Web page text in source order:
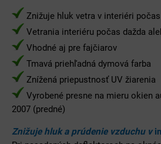
Znižuje hluk vetra v interiéri
Vetrania interiéru počas dažda
Vhodné aj pre fajčiarov
Tmavá priehľadná dymová farba
Znížená priepustnosť UV žiarenia
Vyrobené presne na mieru okien
2007 (predné)
Znižuje hluk a prúdenie vzduchu v